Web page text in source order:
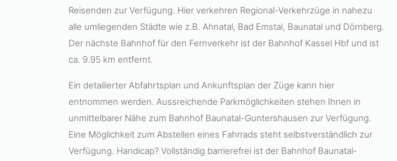
Reisenden zur Verfügung. Hier verkehren Regional-Verkehrzüge in nahezu
alle umliegenden Städte wie z.B. Ahnatal, Bad Emstal, Baunatal und Dörnberg.
Der nächste Bahnhof für den Fernverkehr ist der Bahnhof Kassel Hbf und ist
ca. 9.95 km entfernt.
Ein detailierter Abfahrtsplan und Ankunftsplan der Züge kann hier
entnommen werden. Aussreichende Parkmöglichkeiten stehen Ihnen in
unmittelbarer Nähe zum Bahnhof Baunatal-Guntershausen zur Verfügung.
Eine Möglichkeit zum Abstellen eines Fahrrads steht selbstverständlich zur
Verfügung. Handicap? Vollständig barrierefrei ist der Bahnhof Baunatal-